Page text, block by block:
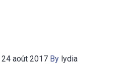
24 août 2017 By lydia